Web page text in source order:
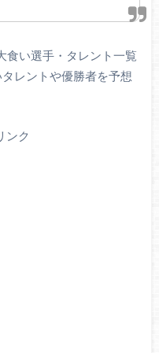
食い選手・タレント一覧
レントや優勝者を予想
ンク